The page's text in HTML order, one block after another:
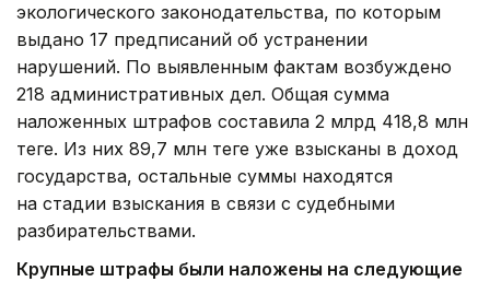
экологического законодательства, по которым
выдано 17 предписаний об устранении
нарушений. По выявленным фактам возбуждено
218 административных дел. Общая сумма
наложенных штрафов составила 2 млрд 418,8 млн
теңге. Из них 89,7 млн теңге уже взысканы в доход
государства, остальные суммы находятся
на стадии взыскания в связи с судебными
разбирательствами.
Крупные штрафы были наложены на следующие